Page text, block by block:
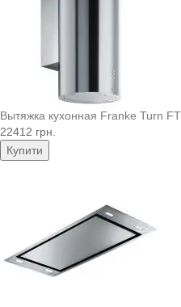
Вытяжка кухонная Franke Turn
22412 грн.
Купити